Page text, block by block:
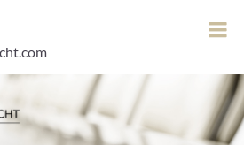
Dr.
Reichert